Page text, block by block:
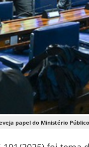
papel do Ministério